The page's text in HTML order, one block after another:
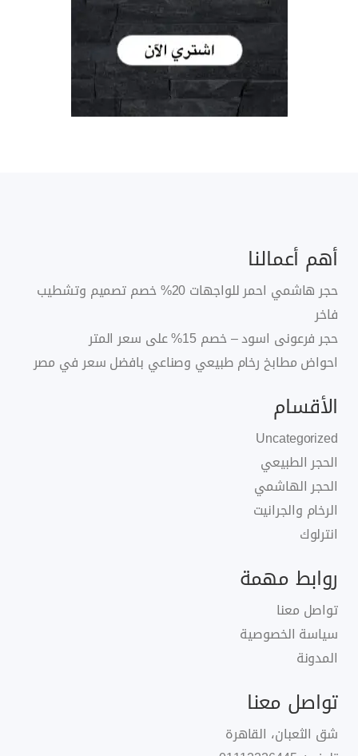
أهم أعمالنا
حجر هاشمي احمر للواجهات 20% خصم تصميم وتشطيب
فاخر
حجر فرعونى اسود – خصم 15% على سعر المتر
احواض مطابخ رخام طبيعي وصناعي بافضل سعر في مصر
الأقسام
Uncategorized
الحجر الطبيعي
الحجر الهاشمي
الرخام والجرانيت
انترلوك
روابط مهمة
تواصل معنا
سياسة الخصوصية
المدونة
تواصل معنا
شق الثعبان، القاهرة